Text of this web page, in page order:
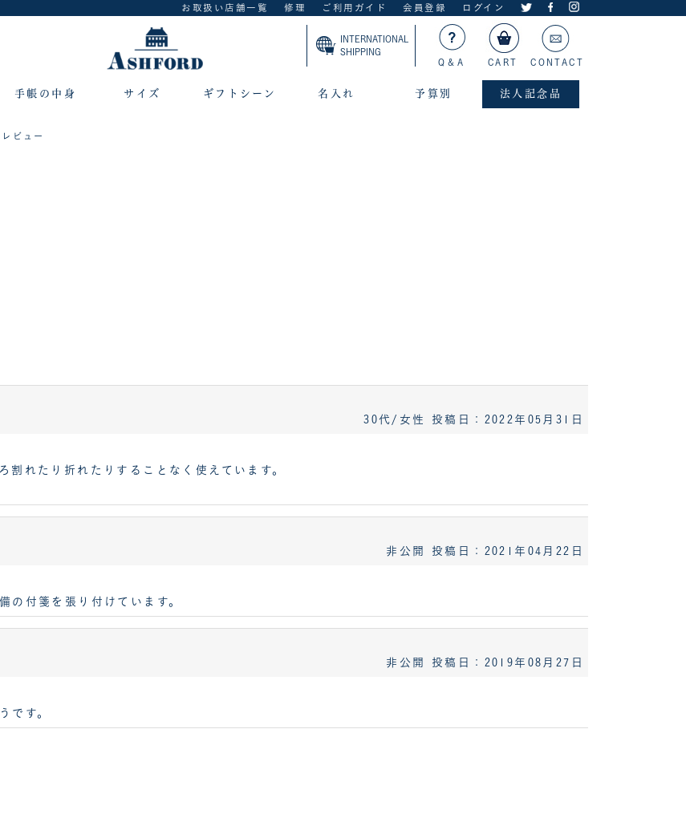
お取扱い店舗一覧 修理 ご利用ガイド 会員登録 ログイン
INTERNATIONAL
SHIPPING
Q＆A
CART CONTACT
手帳の中身 サイズ ギフトシーン 名入れ 予算別 法人記念品
ビュー
30代/女性 投稿日：2022年05月31日
れたり折れたりすることなく使えています。
非公開 投稿日：2021年04月22日
の付箋を張り付けています。
非公開 投稿日：2019年08月27日
です。